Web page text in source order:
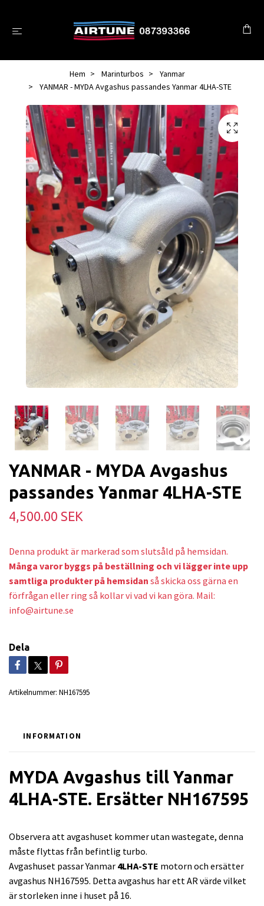
Hem Marinturbos
Yanmar
YANMAR - MYDA Avgashus passandes Yanmar 4LHA-STE
YANMAR - MYDA Avgashus
passandes Yanmar 4LHA-STE
4,500.00 SEK
Denna produkt är markerad som slutsåld på hemsidan.
Många varor byggs på beställning och vi lägger inte upp
samtliga produkter på hemsidan så skicka oss gärna en
förfrågan eller ring så kollar vi vad vi kan göra. Mail:
info@airtune.se
Dela
Artikelnummer: NH167595
INFORMATION
MYDA Avgashus till Yanmar
4LHA-STE. Ersätter NH167595
Observera att avgashuset kommer utan wastegate, denna
måste flyttas från befintlig turbo.
Avgashuset passar Yanmar 4LHA-STE motorn och ersätter
avgashus NH167595. Detta avgashus har ett AR värde vilket
är storleken inne i huset på 16.